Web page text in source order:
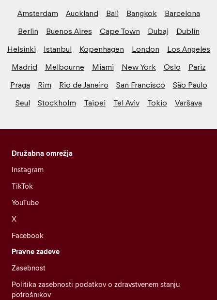
Amsterdam Auckland Bali Bangkok
Barcelona
Berlin
Buenos Aires Cape Town Dubaj
Dublin
Helsinki
Istanbul Kopenhagen London
Los Angeles
Madrid
Melbourne Miami New York Oslo
Pariz
Praga
Rim Rio de Janeiro San Francisco
São Paulo
Seul
Stockholm Taipei Tel Aviv Tokio Varšava
Družabna omrežja
Instagram
TikTok
YouTube
X
Facebook
Pravne zadeve
Zasebnost
Politika zasebnosti podatkov o zdravstvenem stanju
potrošnikov